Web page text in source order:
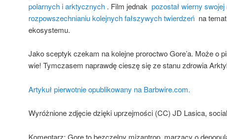
polarnych i arktycznych . Film jednak pozostał wierny
rozpowszechnianiu kolejnych fałszywych twierdzeń na
ekosystemu.
Jako sceptyk czekam na kolejne proroctwo Gore’a. Może o
wie! Tymczasem naprawdę cieszę się ze stanu zdrowia
Artykuł pierwotnie opublikowany na Barbwire.com.
Wyróżnione zdjęcie dzięki uprzejmości (CC) JD Lasica,
Komentarz: Gore to bezczelny mizantrop, marzący o